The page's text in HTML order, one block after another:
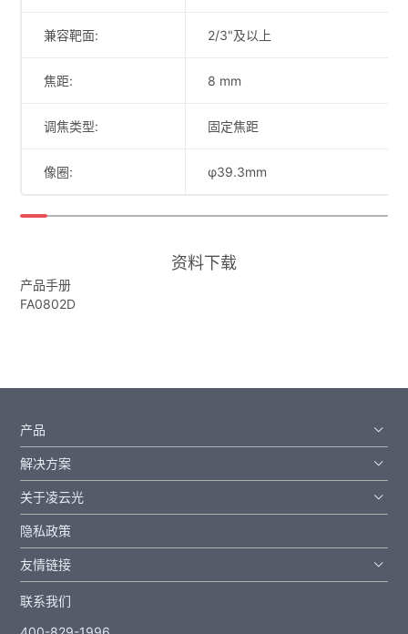
兼容靶面: 2/3"及以上
焦距: 8 mm
调焦类型: 固定焦距
像圈: φ39.3mm
资料下载
产品手册
FA0802D
产品
解决方案
关于凌云光
隐私政策
友情链接
联系我们